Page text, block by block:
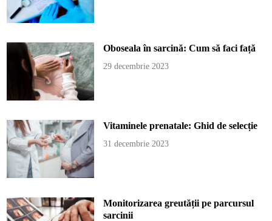
Oboseala în sarcină: Cum să faci față
29 decembrie 2023
Vitaminele prenatale: Ghid de selecție
31 decembrie 2023
Monitorizarea greutății pe parcursul
sarcinii